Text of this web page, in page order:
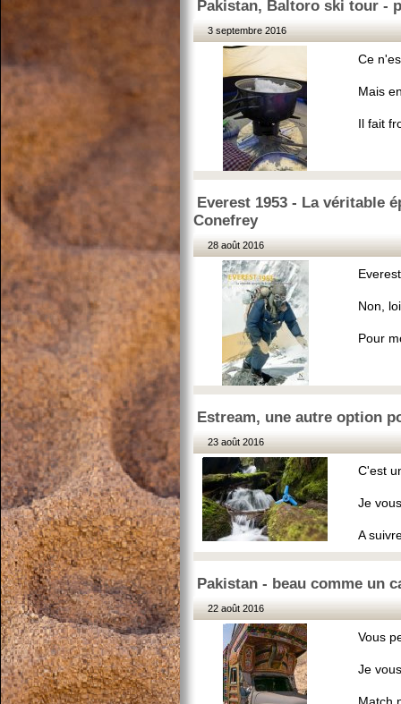
Pakistan, Baltoro ski tour -
3 septembre 2016
Ce
Mais
Il fait
Everest 1953 - La véritable
Conefrey
28 août 2016
Non,
Pour
Estream, une autre option
23 août 2016
C'est
Je
A
Pakistan - beau comme un
22 août 2016
Vous
Je